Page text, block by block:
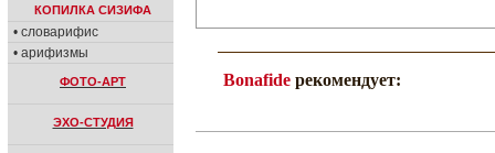
КОПИЛКА СИЗИФА
• словарифис
• арифизмы
ФОТО-АРТ
ЭХО-СТУДИЯ
Bonafide рекомендует: